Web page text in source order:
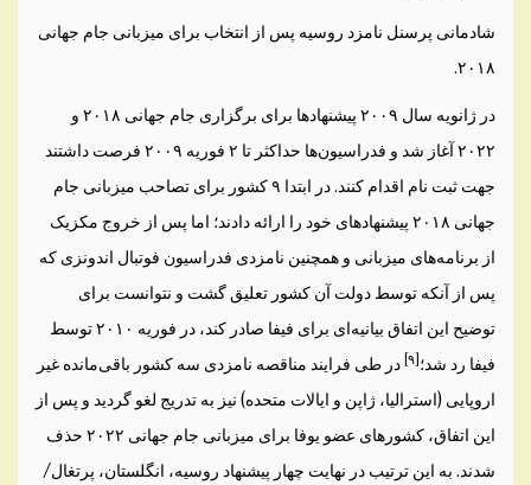
شادمانی پرسنل نامزد روسیه پس از انتخاب برای میزبانی جام جهانی
۲۰۱۸.
در ژانویه سال ۲۰۰۹ پیشنهادها برای برگزاری جام جهانی ۲۰۱۸ و
۲۰۲۲ آغاز شد و فدراسیون‌ها حداکثر تا ۲ فوریه ۲۰۰۹ فرصت داشتند
جهت ثبت نام اقدام کنند. در ابتدا ۹ کشور برای تصاحب میزبانی جام
جهانی ۲۰۱۸ پیشنهادهای خود را ارائه دادند؛ اما پس از خروج مکزیک
از برنامه‌های میزبانی و همچنین نامزدی فدراسیون فوتبال اندونزی که
پس از آنکه توسط دولت آن کشور تعلیق گشت و نتوانست برای
توضیح این اتفاق بیانیه‌ای برای فیفا صادر کند، در فوریه ۲۰۱۰ توسط
فیفا رد شد؛ ۹ در طی فرایند مناقصه نامزدی سه کشور باقی‌مانده غیر
اروپایی (استرالیا، ژاپن و ایالات متحده) نیز به تدریج لغو گردید و پس از
این اتفاق، کشورهای عضو یوفا برای میزبانی جام جهانی ۲۰۲۲ حذف
شدند. به این ترتیب در نهایت چهار پیشنهاد روسیه، انگلستان، پرتغال/